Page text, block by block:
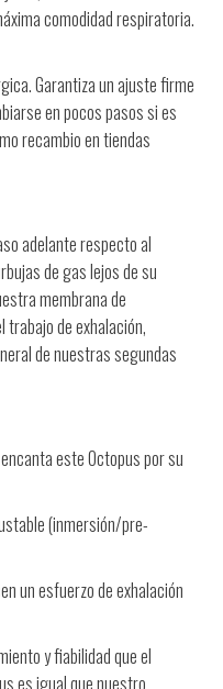
comodidad respiratoria.
Garantiza un ajuste firme
en pocos pasos si es
recambio en tiendas
adelante respecto al
de gas lejos de su
membrana de
trabajo de exhalación,
de nuestras segundas
este Octopus por su
(inmersión/pre-
un esfuerzo de exhalación
y fiabilidad que el
es igual que nuestro